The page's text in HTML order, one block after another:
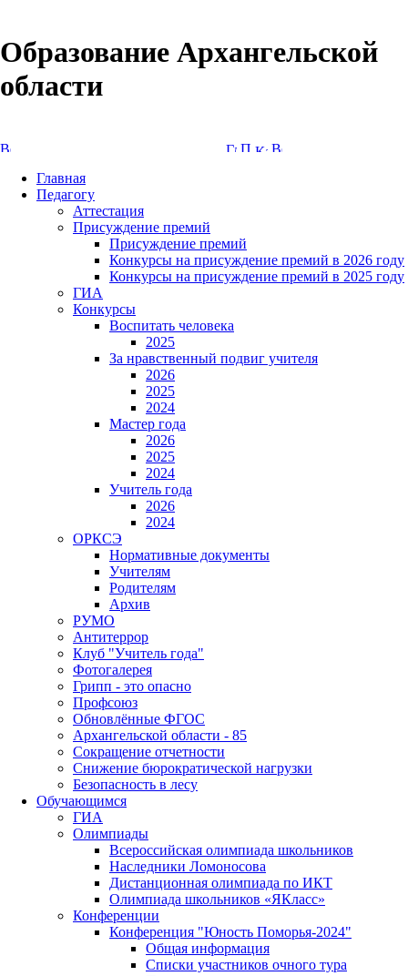
Образование Архангельской
области
Главная
Педагогу
Аттестация
Присуждение премий
Присуждение премий
Конкурсы на присуждение премий в 2026 году
Конкурсы на присуждение премий в 2025 году
ГИА
Конкурсы
Воспитать человека
2025
За нравственный подвиг учителя
2026
2025
2024
Мастер года
2026
2025
2024
Учитель года
2026
2024
ОРКСЭ
Нормативные документы
Учителям
Родителям
Архив
РУМО
Антитеррор
Клуб "Учитель года"
Фотогалерея
Грипп - это опасно
Профсоюз
Обновлённые ФГОС
Архангельской области - 85
Сокращение отчетности
Снижение бюрократической нагрузки
Безопасность в лесу
Обучающимся
ГИА
Олимпиады
Всероссийская олимпиада школьников
Наследники Ломоносова
Дистанционная олимпиада по ИКТ
Олимпиада школьников «ЯКласс»
Конференции
Конференция "Юность Поморья-2024"
Общая информация
Списки участников очного тура